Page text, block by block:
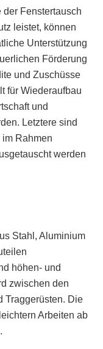
Fenstertausch
leistet, können
Unterstützung
Förderung
und Zuschüsse
für Wiederaufbau
und
Letztere sind
Rahmen
werden
Stahl, Aluminium
höhen- und
zwischen den
Traggerüsten. Die
Arbeiten ab